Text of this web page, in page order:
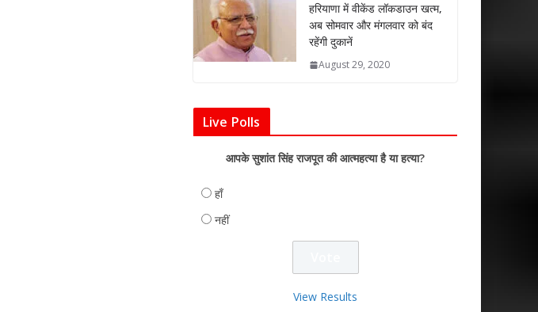
हरियाणा में वीकेंड लॉकडाउन खत्म,
अब सोमवार और मंगलवार को बंद
रहेंगी दुकानें
August 29, 2020
Live Polls
आपके सुशांत सिंह राजपूत की आत्महत्या है या हत्या?
हाँ
नहीं
View Results